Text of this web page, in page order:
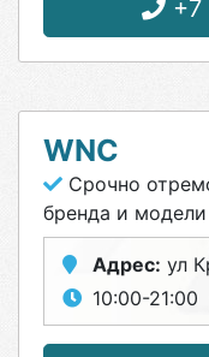
+7
WNC
Срочно
бренда и модели
Адрес: ул
10:00-21:00